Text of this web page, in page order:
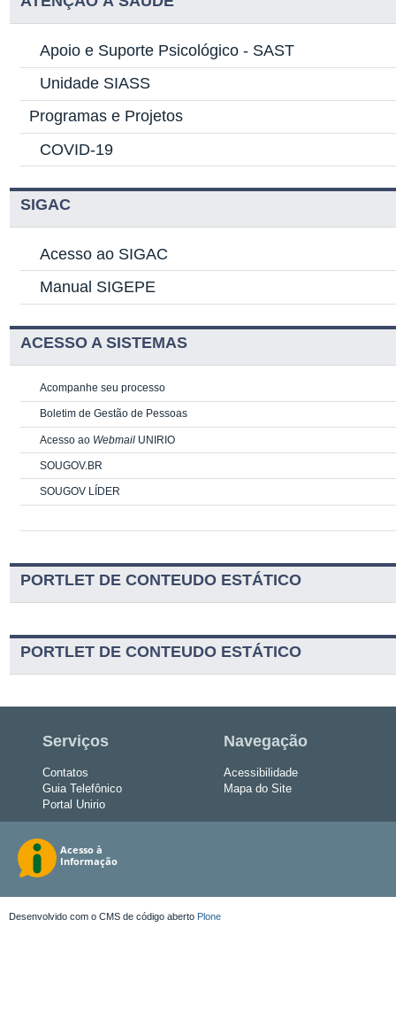
Apoio e Suporte Psicológico - SAST
Unidade SIASS
Programas e Projetos
COVID-19
SIGAC
Acesso ao SIGAC
Manual SIGEPE
ACESSO A SISTEMAS
Acompanhe seu processo
Boletim de Gestão de Pessoas
Acesso ao Webmail UNIRIO
SOUGOV.BR
SOUGOV LÍDER
PORTLET DE CONTEUDO ESTÁTICO
PORTLET DE CONTEUDO ESTÁTICO
Serviços
Contatos
Guia Telefônico
Portal Unirio
Navegação
Acessibilidade
Mapa do Site
Desenvolvido com o CMS de código aberto Plone